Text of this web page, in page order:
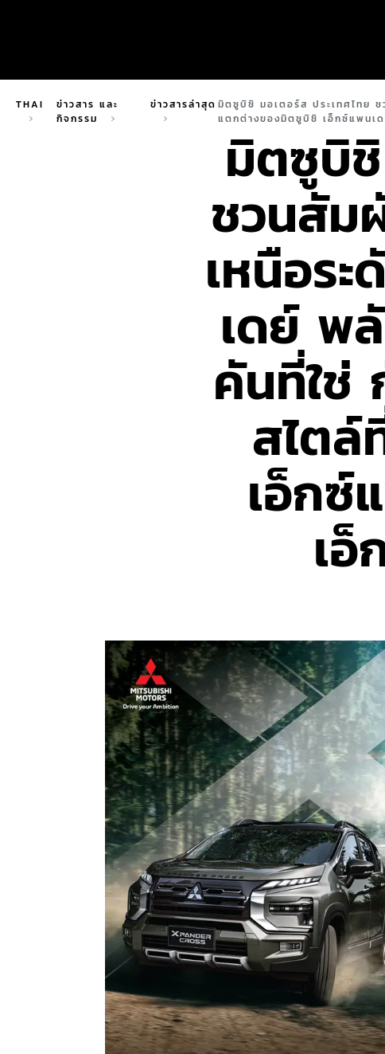
THAI
ข่าวสาร และ
กิจกรรม
ข่าวสารล่าสุด มิตซูบิชิ มอเตอร์ส ประเทศไทย
แตกต่างของมิตซูบิชิ เอ็กซ์แพนเ
มิตซูบิชิ
ชวนสัม
เหนือร
เดย์ พ
คันที่ใช่
สไต
เอ็กซ์
เ